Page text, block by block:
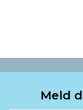
Meld